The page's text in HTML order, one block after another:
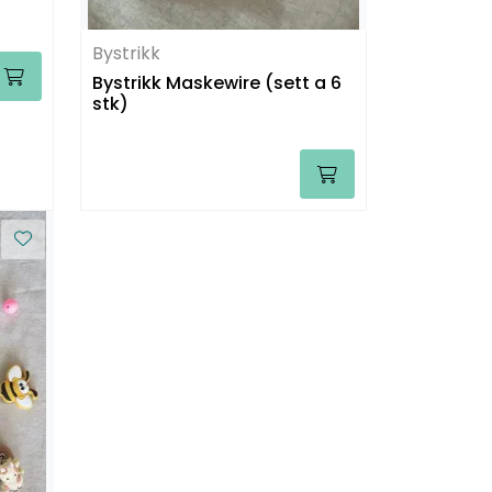
Bystrikk
Bystrikk Maskewire (sett a 6
stk)